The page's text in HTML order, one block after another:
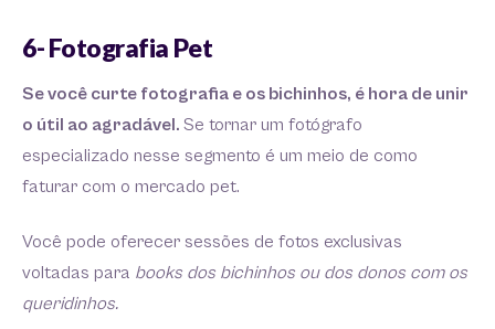
6- Fotografia Pet
Se você curte fotografia e os bichinhos, é hora de unir
o útil ao agradável. Se tornar um fotógrafo
especializado nesse segmento é um meio de como
faturar com o mercado pet.
Você pode oferecer sessões de fotos exclusivas
voltadas para books dos bichinhos ou dos donos com os
queridinhos.